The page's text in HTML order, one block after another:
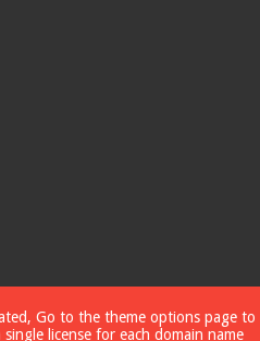
Go to the theme options page to
license for each domain name.